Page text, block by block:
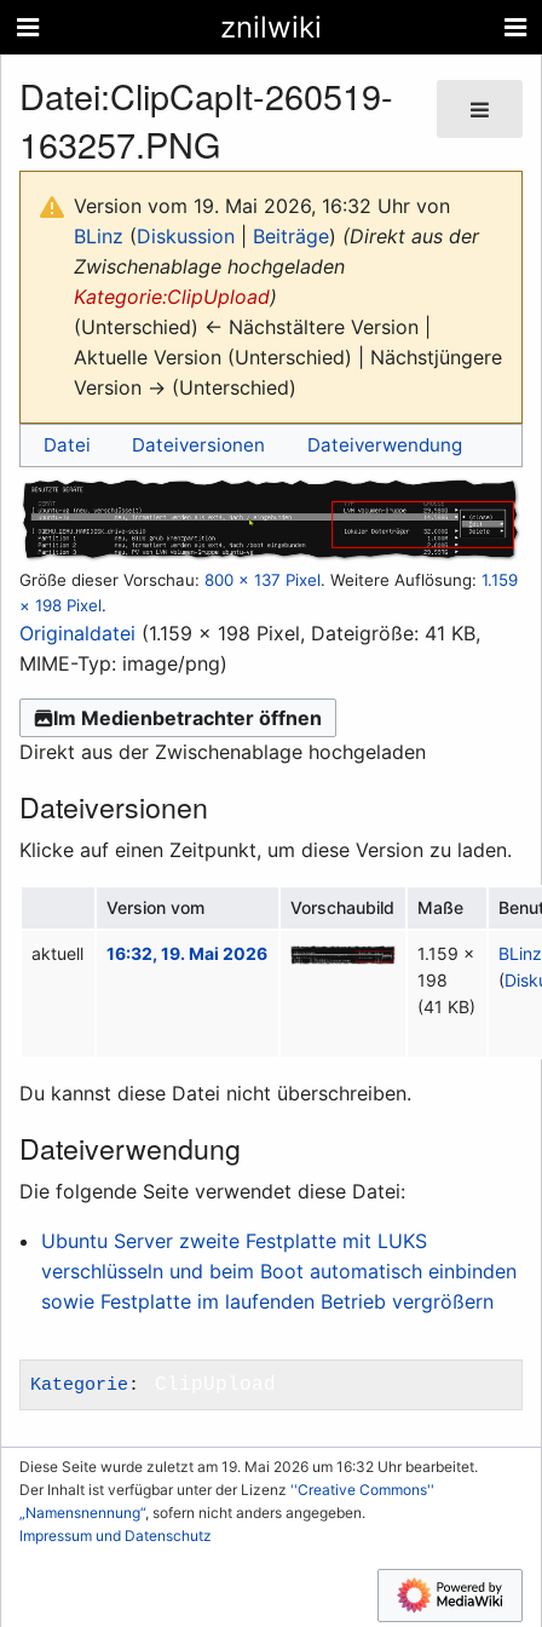
znilwiki
Datei:ClipCapIt-260519-
163257.PNG
Version vom 19. Mai 2026, 16:32 Uhr von
BLinz (Diskussion Beiträge) (Direkt aus der
Zwischenablage hochgeladen
Kategorie:ClipUpload)
(Unterschied) ← Nächstältere Version |
Aktuelle Version (Unterschied) | Nächstjüngere
Version → (Unterschied)
Datei Dateiversionen Dateiverwendung
Größe dieser Vorschau: 800 × 137 Pixel. Weitere Auflösung: 1.159
× 198 Pixel.
Originaldatei (1.159 × 198 Pixel, Dateigröße: 41 KB,
MIME-Typ: image/png)
Im Medienbetrachter öffnen
Direkt aus der Zwischenablage hochgeladen
Dateiversionen
Klicke auf einen Zeitpunkt, um diese Version zu laden.
Version vom Vorschaubild Maße
aktuell 16:32, 19. Mai 2026
1.159 ×
198
(41 KB)
BLinz
(
Du kannst diese Datei nicht überschreiben.
Dateiverwendung
Die folgende Seite verwendet diese Datei:
Ubuntu Server zweite Festplatte mit LUKS
verschlüsseln und beim Boot automatisch einbinden
sowie Festplatte im laufenden Betrieb vergrößern
Kategorie :
Diese Seite wurde zuletzt am 19. Mai 2026 um 16:32 Uhr bearbeitet.
Der Inhalt ist verfügbar unter der Lizenz ''Creative Commons''
„Namensnennung“, sofern nicht anders angegeben.
Impressum und Datenschutz